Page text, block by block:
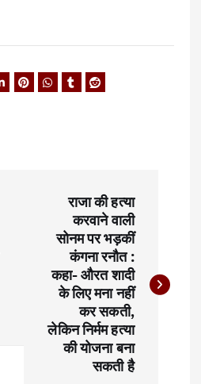
राजा की हत्या
करवाने वाली
सोनम पर भड़कीं
कंगना रनौत :
कहा- औरत शादी
के लिए मना नहीं
कर सकती,
लेकिन निर्मम हत्या
की योजना बना
सकती है